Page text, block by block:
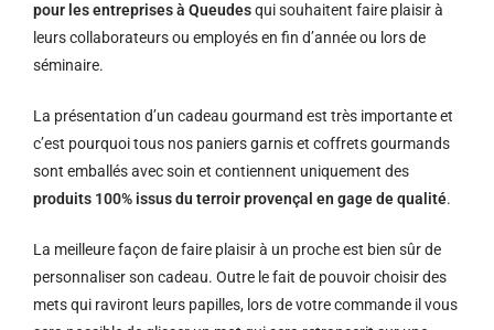
pour les entreprises à Queudesqui souhaitent faire plaisir à
leurs collaborateurs ou employés en fin d’année ou lors de
séminaire.
La présentation d’un cadeau gourmand est très importante et
c’est pourquoi tous nos paniers garnis et coffrets gourmands
sont emballés avec soin et contiennent uniquement des
produits 100% issus du terroir provençal en gage de qualité.
La meilleure façon de faire plaisir à un proche est bien sûr de
personnaliser son cadeau. Outre le fait de pouvoir choisir des
mets qui raviront leurs papilles, lors de votre commande il vous